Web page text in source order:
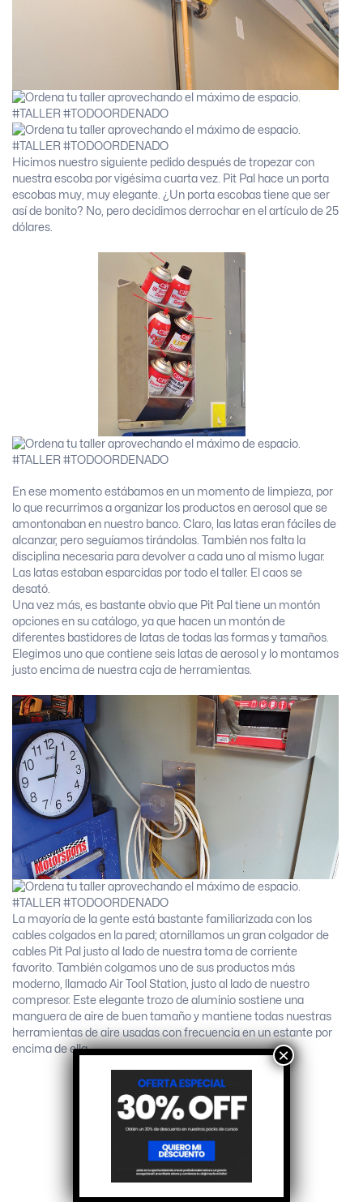
Hicimos nuestro siguiente pedido después de tropezar con
nuestra escoba por vigésima cuarta vez. Pit Pal hace un porta
escobas muy, muy elegante. ¿Un porta escobas tiene que ser
así de bonito? No, pero decidimos derrochar en el artículo de 25
dólares.
En ese momento estábamos en un momento de limpieza, por
lo que recurrimos a organizar los productos en aerosol que se
amontonaban en nuestro banco. Claro, las latas eran fáciles de
alcanzar, pero seguíamos tirándolas. También nos falta la
disciplina necesaria para devolver a cada uno al mismo lugar.
Las latas estaban esparcidas por todo el taller. El caos se
desató.
Una vez más, es bastante obvio que Pit Pal tiene un montón
opciones en su catálogo, ya que hacen un montón de
diferentes bastidores de latas de todas las formas y tamaños.
Elegimos uno que contiene seis latas de aerosol y lo montamos
justo encima de nuestra caja de herramientas.
La mayoría de la gente está bastante familiarizada con los
cables colgados en la pared; atornillamos un gran colgador de
cables Pit Pal justo al lado de nuestra toma de corriente
favorito. También colgamos uno de sus productos más
moderno, llamado Air Tool Station, justo al lado de nuestro
compresor. Este elegante trozo de aluminio sostiene una
manguera de aire de buen tamaño y mantiene todas nuestras
herramientas de aire usadas con frecuencia en un estante por
encima de ella.
×